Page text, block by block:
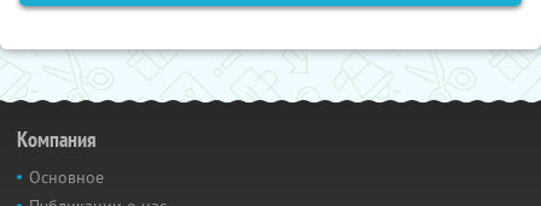
Компания
Основное